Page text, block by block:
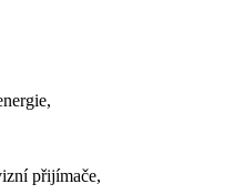
přijímače,